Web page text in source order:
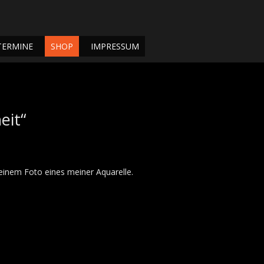
SHOP IMPRESSUM
Foto eines meiner Aquarelle.